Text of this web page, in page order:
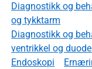
Diagnostikk og
og tykktarm
Diagnostikk og
ventrikkel og
Endoskopi